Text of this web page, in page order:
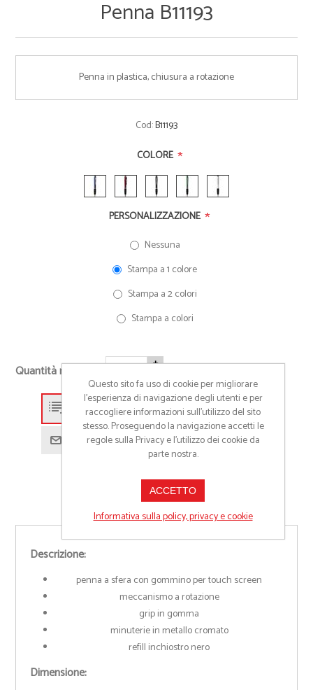
Penna B11193
Penna in plastica, chiusura a rotazione
Cod:B11193
COLORE *
PERSONALIZZAZIONE *
Nessuna
Stampa a 1 colore
Stampa a 2 colori
Stampa a colori
Quantità richiesta
+
-
Aggiungi alla lista preventivo
Richiedi informazioni prodotto
Descrizione:
penna a sfera con gommino per touch screen
meccanismo a rotazione
grip in gomma
minuterie in metallo cromato
refill inchiostro nero
Dimensione:
Questo sito fa uso di cookie per migliorare
l’esperienza di navigazione degli utenti e per
raccogliere informazioni sull’utilizzo del sito
stesso. Proseguendo la navigazione accetti le
regole sulla Privacy e l'utilizzo dei cookie da
parte nostra.
ACCETTO
Informativa sulla policy, privacy e cookie